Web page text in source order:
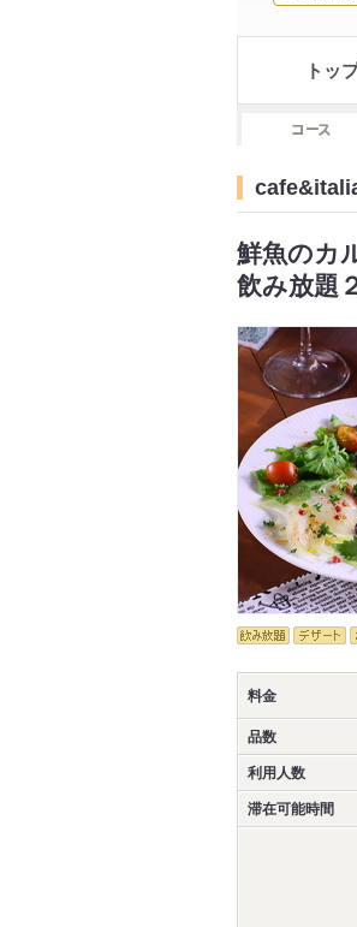
トッ
鮮魚のカ
飲み放題
料金
品数
利用人数
滞在可能時間